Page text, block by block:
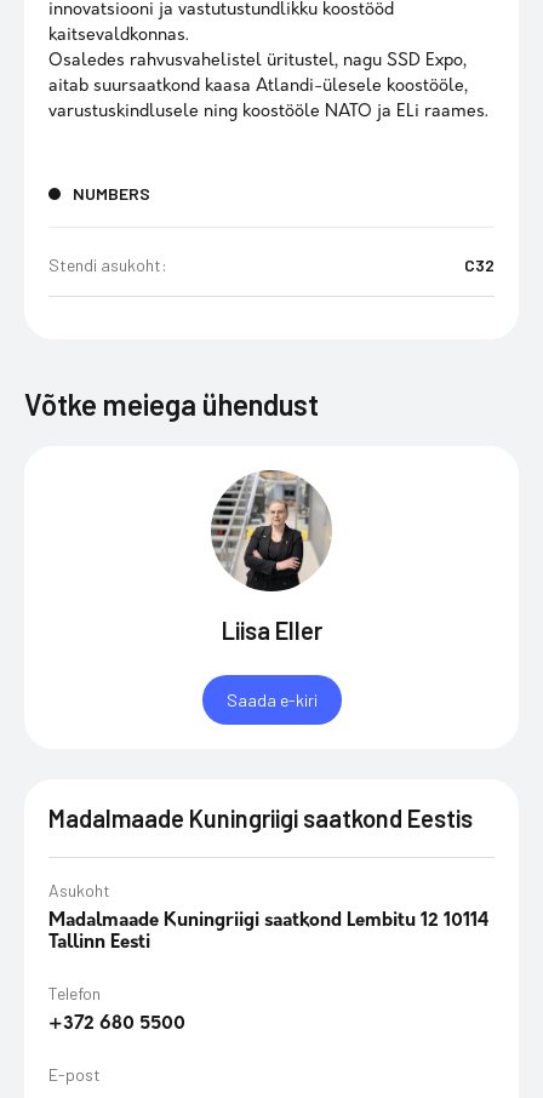
innovatsiooni ja vastutustundlikku koostööd
kaitsevaldkonnas.
Osaledes rahvusvahelistel üritustel, nagu SSD Expo,
aitab suursaatkond kaasa Atlandi-ülesele koostööle,
varustuskindlusele ning koostööle NATO ja ELi raames.
NUMBERS
Stendi asukoht: C32
Võtke meiega ühendust
Liisa Eller
Saada e-kiri
Madalmaade Kuningriigi saatkond Eestis
Asukoht
Madalmaade Kuningriigi saatkond Lembitu 12 10114
Tallinn Eesti
Telefon
+372 680 5500
E-post